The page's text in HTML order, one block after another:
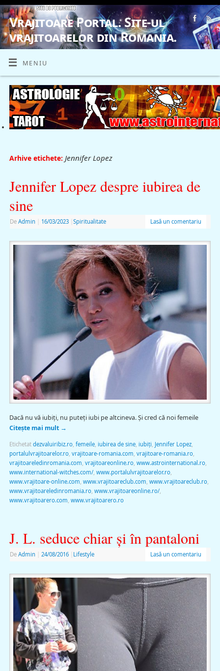
Vrajitoare Portal. Site-ul
vrajitoarelor din Romania.
VRAJITOARE, VRAJITOARELE, VRAJITOARE
MENIU
Arhive etichete: Jennifer Lopez
Jennifer Lopez despre iubirea de
sine
De Admin 16/03/2023 Spiritualitate Lasă un comentariu
Dacă nu vă iubiţi, nu puteţi iubi pe altcineva. Și cred că noi femeile
Citește mai mult →
Etichetat dezvaluiribiz.ro, femeile, iubirea de sine, iubiţi Jennifer Lopez,
portalulvrajitoarelor.ro, vrajitoare-romania.com vrajitoare-romania.ro,
vrajitoareledinromania.com vrajitoareonline.ro, www.astrointernational.ro,
www.international-witches.com/, www.portalulvrajitoarelor.ro,
www.vrajitoare-online.com www.vrajitoareclub.com www.vrajitoareclub.ro,
www.vrajitoareledinromania.ro, www.vrajitoareonline.ro/,
www.vrajitoarero.com www.vrajitoarero.ro
J. L. seduce chiar şi în pantaloni
De Admin 24/08/2016 Lifestyle Lasă un comentariu